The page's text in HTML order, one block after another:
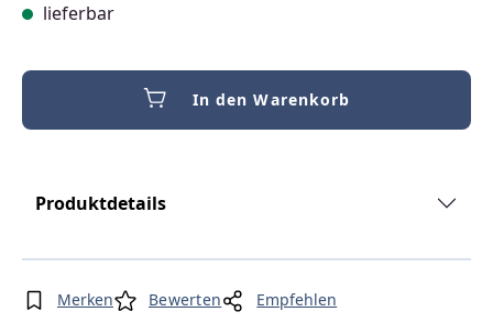
lieferbar
In den Warenkorb
Produktdetails
Merken Bewerten Empfehlen